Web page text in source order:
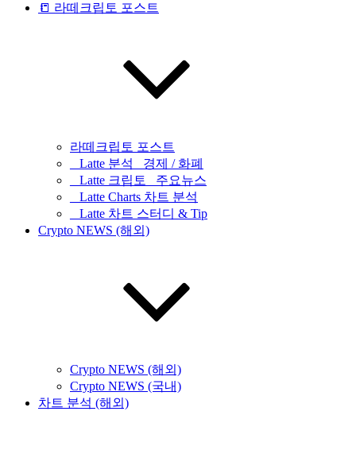
📒 라떼크립토 포스트
라떼크립토 포스트
_ Latte 분석 _경제 / 화폐
_ Latte 크립토 _주요뉴스
_ Latte Charts 차트 분석
_ Latte 차트 스터디 & Tip
Crypto NEWS (해외)
Crypto NEWS (해외)
Crypto NEWS (국내)
차트 분석 (해외)